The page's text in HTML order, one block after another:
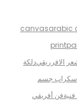
arabic
canvas
print
الافرريقيدلكة
سكراب جسم
فن أفريقي